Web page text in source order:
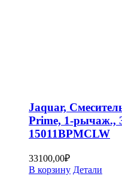
Jaquar,
Prime, 1-рычаж.,
15011BPMCLW
33100,00₽
В корзину Детали